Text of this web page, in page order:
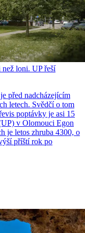
loni. UP řeší
před nadcházejícím
letech. Svědčí o tom
poptávky je asi 15
v Olomouci Egon
je letos zhruba 4300, o
příští rok po